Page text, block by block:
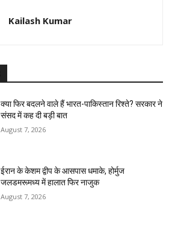
Kailash Kumar
क्या फिर बदलने वाले हैं भारत-पाकिस्तान रिश्ते? सरकार ने
संसद में कह दी बड़ी बात
August 7, 2026
ईरान के केशम द्वीप के आसपास धमाके, होर्मुज
जलडमरूमध्य में हालात फिर नाजुक
August 7, 2026